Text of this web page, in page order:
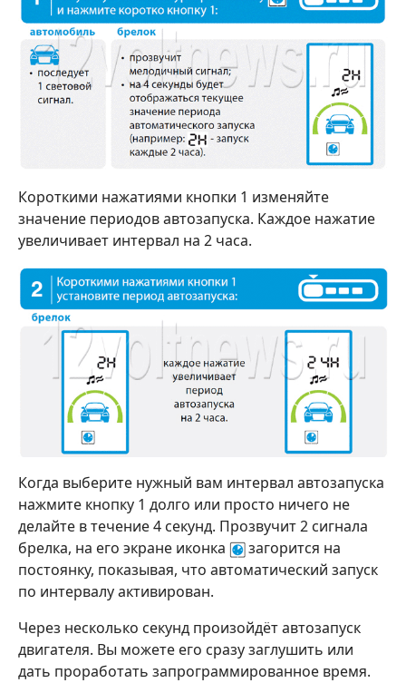
Короткими нажатиями кнопки 1 изменяйте
значение периодов автозапуска. Каждое нажатие
увеличивает интервал на 2 часа.
Когда выберите нужный вам интервал автозапуска
нажмите кнопку 1 долго или просто ничего не
делайте в течение 4 секунд. Прозвучит 2 сигнала
брелка, на его экране иконка
загорится на
постоянку, показывая, что автоматический запуск
по интервалу активирован.
Через несколько секунд произойдёт автозапуск
двигателя. Вы можете его сразу заглушить или
дать проработать запрограммированное время.